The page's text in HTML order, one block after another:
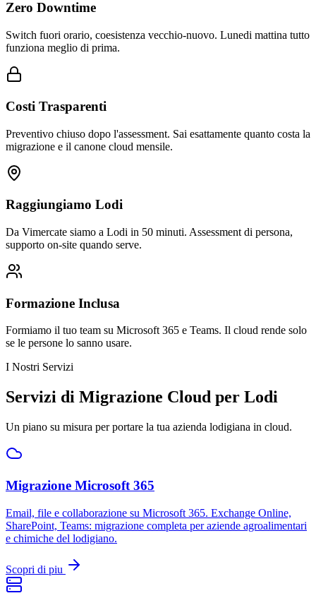
Zero Downtime
Switch fuori orario, coesistenza vecchio-nuovo. Lunedi mattina tutto
funziona meglio di prima.
Costi Trasparenti
Preventivo chiuso dopo l'assessment. Sai esattamente quanto costa la
migrazione e il canone cloud mensile.
Raggiungiamo Lodi
Da Vimercate siamo a Lodi in 50 minuti. Assessment di persona,
supporto on-site quando serve.
Formazione Inclusa
Formiamo il tuo team su Microsoft 365 e Teams. Il cloud rende solo
se le persone lo sanno usare.
I Nostri Servizi
Servizi di Migrazione Cloud per Lodi
Un piano su misura per portare la tua azienda lodigiana in cloud.
Migrazione Microsoft 365
Email, file e collaborazione su Microsoft 365. Exchange Online,
SharePoint, Teams: migrazione completa per aziende agroalimentari
e chimiche del lodigiano.
Scopri di piu